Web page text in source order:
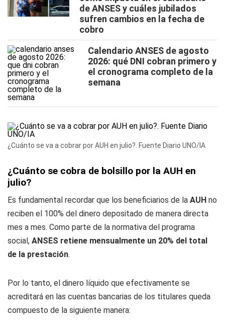
de ANSES y cuáles jubilados
sufren cambios en la fecha de
cobro
Calendario ANSES de agosto
2026: qué DNI cobran primero y
el cronograma completo de la
semana
¿Cuánto se va a cobrar por AUH en julio?. Fuente Diario UNO/IA
¿Cuánto se cobra de bolsillo por la AUH en
julio?
Es fundamental recordar que los beneficiarios de la AUH no
reciben el 100% del dinero depositado de manera directa
mes a mes. Como parte de la normativa del programa
social, ANSES retiene mensualmente un 20% del total
de la prestación.
Por lo tanto, el dinero líquido que efectivamente se
acreditará en las cuentas bancarias de los titulares queda
compuesto de la siguiente manera: